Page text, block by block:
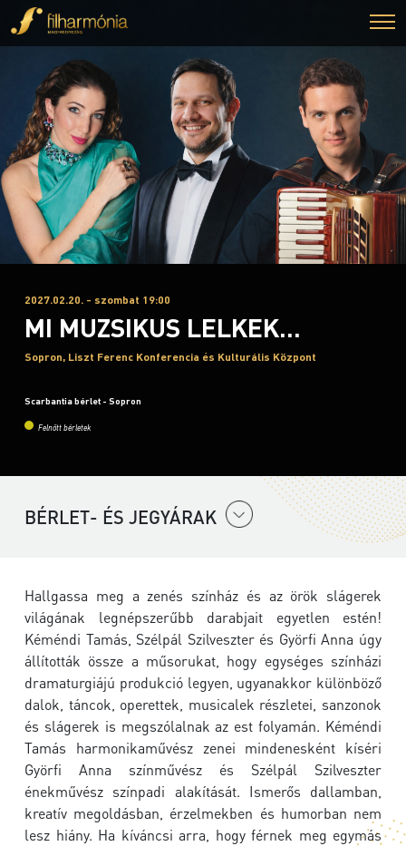
2027.02.20. - szombat 19:00
MI MUZSIKUS LELKEK...
Sopron, Liszt Ferenc Konferencia és Kulturális Központ
Scarbantia bérlet - Sopron
Felnőtt bérletek
BÉRLET- ÉS JEGYÁRAK
Hallgassa meg a zenés színház és az örök slágerek
világának legnépszerűbb darabjait egyetlen estén!
Kéméndi Tamás, Szélpál Szilveszter és Györfi Anna úgy
állították össze a műsorukat, hogy egységes színházi
dramaturgiájú produkció legyen, ugyanakkor különböző
dalok, táncok, operettek, musicalek részletei, sanzonok
és slágerek is megszólalnak az est folyamán. Kéméndi
Tamás harmonikaművész zenei mindenesként kíséri
Györfi Anna színművész és Szélpál Szilveszter
énekművész színpadi alakítását. Ismerős dallamban,
kreatív megoldásban, érzelmekben és humorban nem
lesz hiány. Ha kíváncsi arra, hogy férnek meg egymás